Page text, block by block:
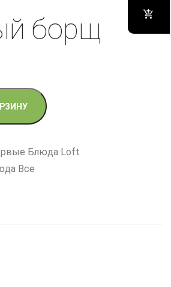
борщ
Блюда Loft
Все